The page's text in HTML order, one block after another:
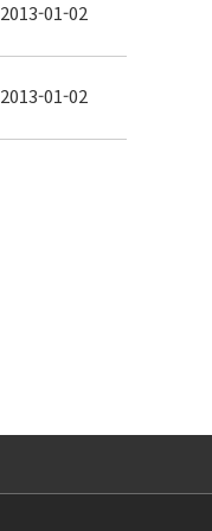
2013-01-02
2013-01-02